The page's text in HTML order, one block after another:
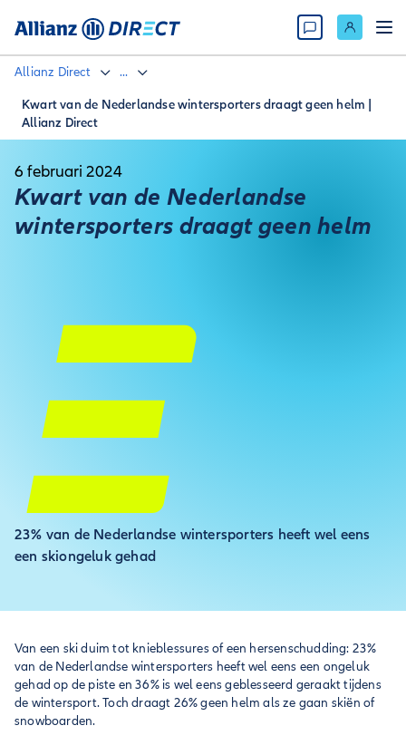
Allianz Direct ...
Kwart van de Nederlandse wintersporters draagt geen helm |
Allianz Direct
6 februari 2024
Kwart van de Nederlandse
wintersporters draagt geen helm
23% van de Nederlandse wintersporters heeft wel eens
een skiongeluk gehad
Van een ski duim tot knieblessures of een hersenschudding: 23%
van de Nederlandse wintersporters heeft wel eens een ongeluk
gehad op de piste en 36% is wel eens geblesseerd geraakt tijdens
de wintersport. Toch draagt 26% geen helm als ze gaan skiën of
snowboarden.